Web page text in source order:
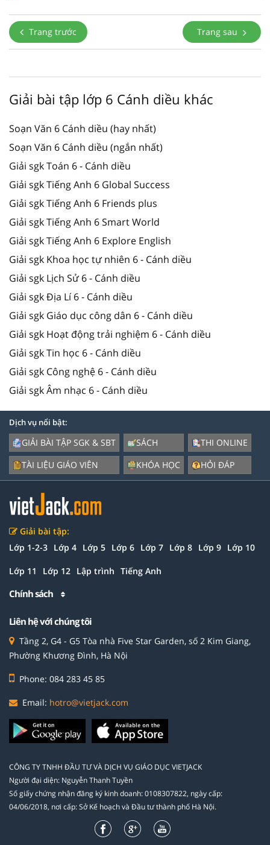
Trang trước Trang sau
Giải bài tập lớp 6 Cánh diều khác
Soạn Văn 6 Cánh diều (hay nhất)
Soạn Văn 6 Cánh diều (ngắn nhất)
Giải sgk Toán 6 - Cánh diều
Giải sgk Tiếng Anh 6 Global Success
Giải sgk Tiếng Anh 6 Friends plus
Giải sgk Tiếng Anh 6 Smart World
Giải sgk Tiếng Anh 6 Explore English
Giải sgk Khoa học tự nhiên 6 - Cánh diều
Giải sgk Lịch Sử 6 - Cánh diều
Giải sgk Địa Lí 6 - Cánh diều
Giải sgk Giáo dục công dân 6 - Cánh diều
Giải sgk Hoạt động trải nghiệm 6 - Cánh diều
Giải sgk Tin học 6 - Cánh diều
Giải sgk Công nghệ 6 - Cánh diều
Giải sgk Âm nhạc 6 - Cánh diều
Dịch vụ nổi bật:
GIẢI BÀI TẬP SGK & SBT
TÀI LIỆU GIÁO VIÊN
SÁCH
KHÓA HỌC
THI ONLINE
HỎI ĐÁP
Giải bài tập:
Lớp 1-2-3 Lớp 4 Lớp 5 Lớp 6 Lớp 7 Lớp 8 Lớp 9 Lớp 10
Lớp 11 Lớp 12 Lập trình Tiếng Anh
Chính sách
Liên hệ với chúng tôi
Tầng 2, G4 - G5 Tòa nhà Five Star Garden, số 2 Kim Giang,
Phường Khương Đình, Hà Nội
Phone: 084 283 45 85
Email: hotro@vietjack.com
CÔNG TY TNHH ĐẦU TƯ VÀ DỊCH VỤ GIÁO DỤC VIETJACK
Người đại diện: Nguyễn Thanh Tuyền
Số giấy chứng nhận đăng ký kinh doanh: 0108307822, ngày cấp:
04/06/2018, nơi cấp: Sở Kế hoạch và Đầu tư thành phố Hà Nội.